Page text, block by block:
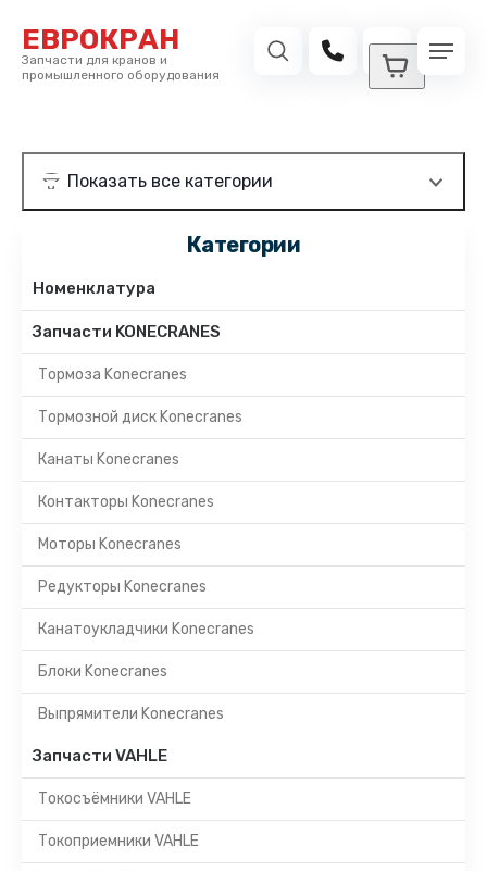
ЕВРОКРАН
Запчасти для кранов и
промышленного оборудования
Категории
Номенклатура
Запчасти KONECRANES
Тормоза Konecranes
Тормозной диск Konecranes
Канаты Konecranes
Контакторы Konecranes
Моторы Konecranes
Редукторы Konecranes
Канатоукладчики Konecranes
Блоки Konecranes
Выпрямители Konecranes
Запчасти VAHLE
Токосъёмники VAHLE
Токоприемники VAHLE